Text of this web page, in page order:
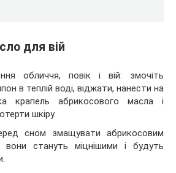
для вій
обличчя, повік і вій: змочіть
в теплій воді, віджати, нанести на
крапель абрикосового масла і
шкіру.
сном змащувати абрикосовим
стануть міцнішими і будуть